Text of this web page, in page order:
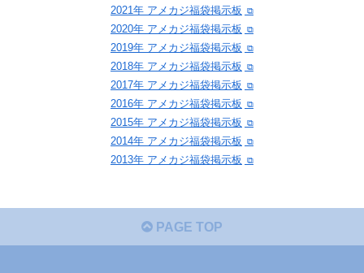
2021年 アメカジ福袋掲示板
2020年 アメカジ福袋掲示板
2019年 アメカジ福袋掲示板
2018年 アメカジ福袋掲示板
2017年 アメカジ福袋掲示板
2016年 アメカジ福袋掲示板
2015年 アメカジ福袋掲示板
2014年 アメカジ福袋掲示板
2013年 アメカジ福袋掲示板
PAGE TOP